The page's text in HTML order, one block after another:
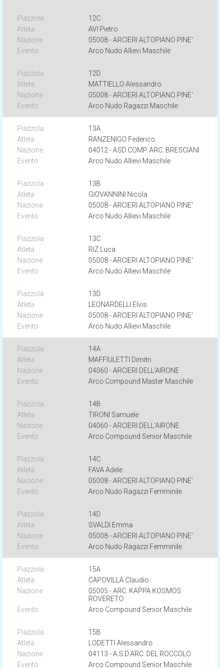
12C
AVI Pietro
05008 - ARCIERI ALTOPIANO PINE'
Arco Nudo Allievi Maschile
12D
MATTIELLO Alessandro
05008 - ARCIERI ALTOPIANO PINE'
Arco Nudo Ragazzi Maschile
13A
RANZENIGO Federico
04012 - ASD COMP. ARC. BRESCIANI
Arco Nudo Allievi Maschile
13B
GIOVANNINI Nicola
05008 - ARCIERI ALTOPIANO PINE'
Arco Nudo Allievi Maschile
13C
RIZ Luca
05008 - ARCIERI ALTOPIANO PINE'
Arco Nudo Allievi Maschile
13D
LEONARDELLI Elvis
05008 - ARCIERI ALTOPIANO PINE'
Arco Nudo Allievi Maschile
14A
MAFFIULETTI Dimitri
04060 - ARCIERI DELL'AIRONE
Arco Compound Master Maschile
14B
TIRONI Samuele
04060 - ARCIERI DELL'AIRONE
Arco Compound Senior Maschile
14C
FAVA Adele
05008 - ARCIERI ALTOPIANO PINE'
Arco Nudo Ragazzi Femminile
14D
SVALDI Emma
05008 - ARCIERI ALTOPIANO PINE'
Arco Nudo Ragazzi Femminile
15A
CAPOVILLA Claudio
05005 - ARC. KAPPA KOSMOS
ROVERETO
Arco Compound Senior Maschile
15B
LODETTI Alessandro
04113 - A.S.D.ARC. DEL ROCCOLO
Arco Compound Senior Maschile